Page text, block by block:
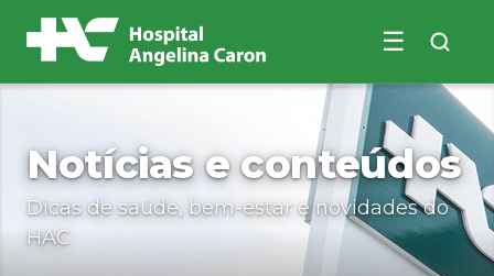
☰
Buscar no site
Notícias e conteúdos
Dicas de saúde, bem-estar e novidades do
HAC